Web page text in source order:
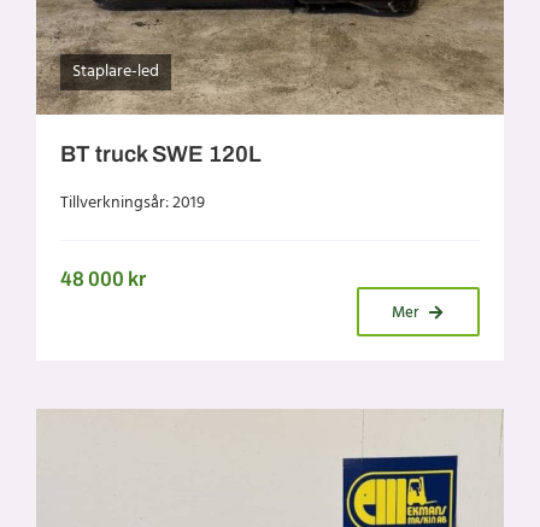
Staplare-led
BT truck SWE 120L
Tillverkningsår: 2019
48 000 kr
Mer